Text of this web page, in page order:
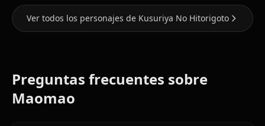
Ver todos los personajes de Kusuriya No Hitorigoto
Preguntas frecuentes sobre
Maomao